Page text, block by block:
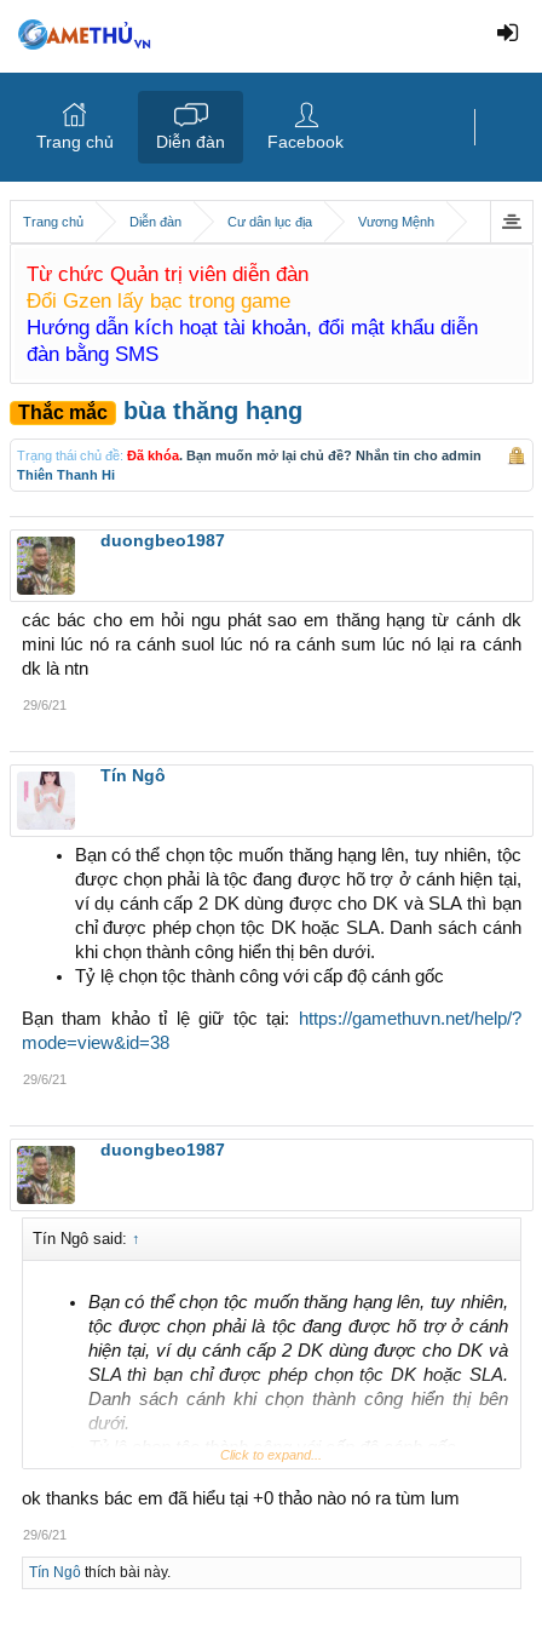
Trang chủ Diễn đàn Cư dân lục địa Vương Mệnh
Từ chức Quản trị viên diễn đàn
Đổi Gzen lấy bạc trong game
Hướng dẫn kích hoạt tài khoản, đổi mật khẩu diễn
đàn bằng SMS
Thắc mắc bùa thăng hạng
Trạng thái chủ đề: Đã khóa. Bạn muốn mở lại chủ đề? Nhắn tin cho admin
Thiên Thanh Hi
duongbeo1987
các bác cho em hỏi ngu phát sao em thăng hạng từ cánh dk
mini lúc nó ra cánh suol lúc nó ra cánh sum lúc nó lại ra cánh
dk là ntn
29/6/21
Tín Ngô
Bạn có thể chọn tộc muốn thăng hạng lên, tuy nhiên, tộc
được chọn phải là tộc đang được hõ trợ ở cánh hiện tại,
ví dụ cánh cấp 2 DK dùng được cho DK và SLA thì bạn
chỉ được phép chọn tộc DK hoặc SLA. Danh sách cánh
khi chọn thành công hiển thị bên dưới.
Tỷ lệ chọn tộc thành công với cấp độ cánh gốc
Bạn tham khảo tỉ lệ giữ tộc tại:
https://gamethuvn.net/help/?
mode=view&id=38
29/6/21
duongbeo1987
Tín Ngô said: ↑
Bạn có thể chọn tộc muốn thăng hạng lên, tuy nhiên,
tộc được chọn phải là tộc đang được hõ trợ ở cánh
hiện tại, ví dụ cánh cấp 2 DK dùng được cho DK và
SLA thì bạn chỉ được phép chọn tộc DK hoặc SLA.
Danh sách cánh khi chọn thành công hiển thị bên
dưới.
Tỷ lệ chọn tộc thành công với cấp độ cánh gốc
Bạn tham khảo tỉ lệ giữ tộc tại:https://gamethuvn.net/help/?
Click to expand...
ok thanks bác em đã hiểu tại +0 thảo nào nó ra tùm lum
29/6/21
Tín Ngôthích bài này.
Trang chủ Diễn đàn Facebook